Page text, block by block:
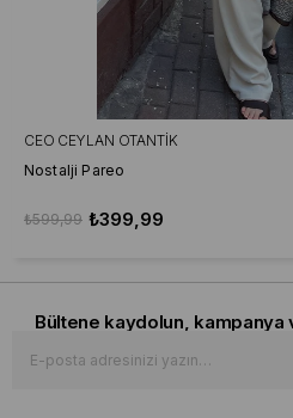
CEO CEYLAN OTANTIK
Nostalji Pareo
₺399,99
₺599,99
Bültene kaydolun, kampanya